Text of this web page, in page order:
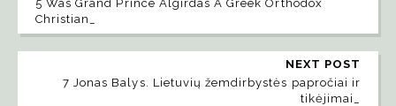
5 Was Grand Prince Algirdas A Greek Orthodox
Christian_
NEXT POST
7 Jonas Balys. Lietuvių žemdirbystės papročiai ir
tikėjimai_